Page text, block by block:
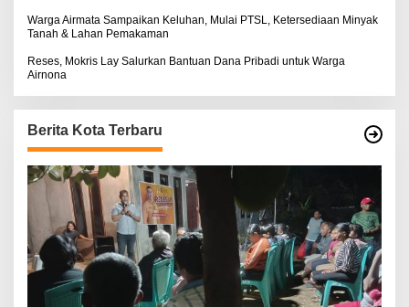
Warga Airmata Sampaikan Keluhan, Mulai PTSL, Ketersediaan Minyak
Tanah & Lahan Pemakaman
Reses, Mokris Lay Salurkan Bantuan Dana Pribadi untuk Warga
Airnona
Berita Kota Terbaru